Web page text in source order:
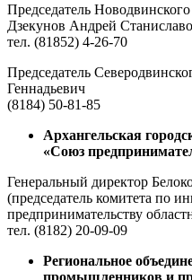
Председатель
Дзекунов Андрей
тел. (81852) 4-26-70
Председатель
Геннадьевич
(8184) 50-81-85
Архангельская
«Союз
Генеральный директор
(председатель комитета по
предпринимательству
тел. (8182) 20-09-09
Региональное
промышленников и